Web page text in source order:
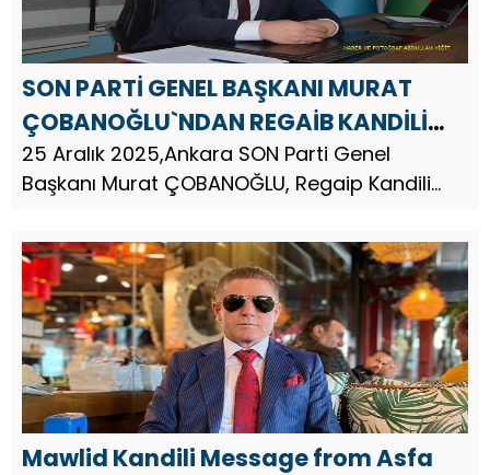
SON PARTİ GENEL BAŞKANI MURAT
ÇOBANOĞLU`NDAN REGAİB KANDİLİ
MESAJI
25 Aralık 2025,Ankara SON Parti Genel
Başkanı Murat ÇOBANOĞLU, Regaip Kandili
Mawlid Kandili Message from Asfa